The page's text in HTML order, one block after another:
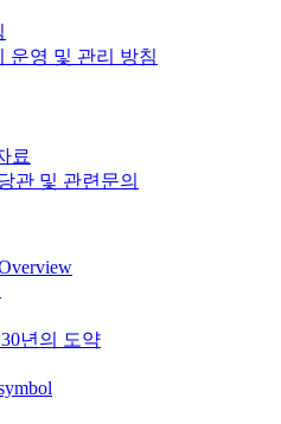
운영 및 관리 방침
료
관 및 관련문의
년의 도약